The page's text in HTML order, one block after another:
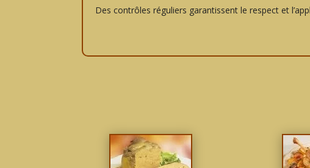
Des contrôles réguliers garantissent le respect et